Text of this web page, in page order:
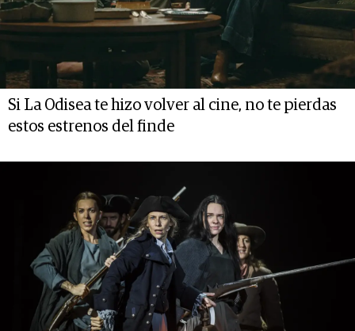
Si La Odisea te hizo volver al cine, no te pierdas
estos estrenos del finde